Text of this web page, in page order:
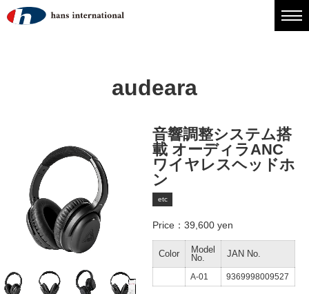
audeara
音響調整システム搭
載 オーディラANC
ワイヤレスヘッドホ
ン
etc
Price：39,600 yen
Color
Model
No.
JAN No.
A-01 9369998009527